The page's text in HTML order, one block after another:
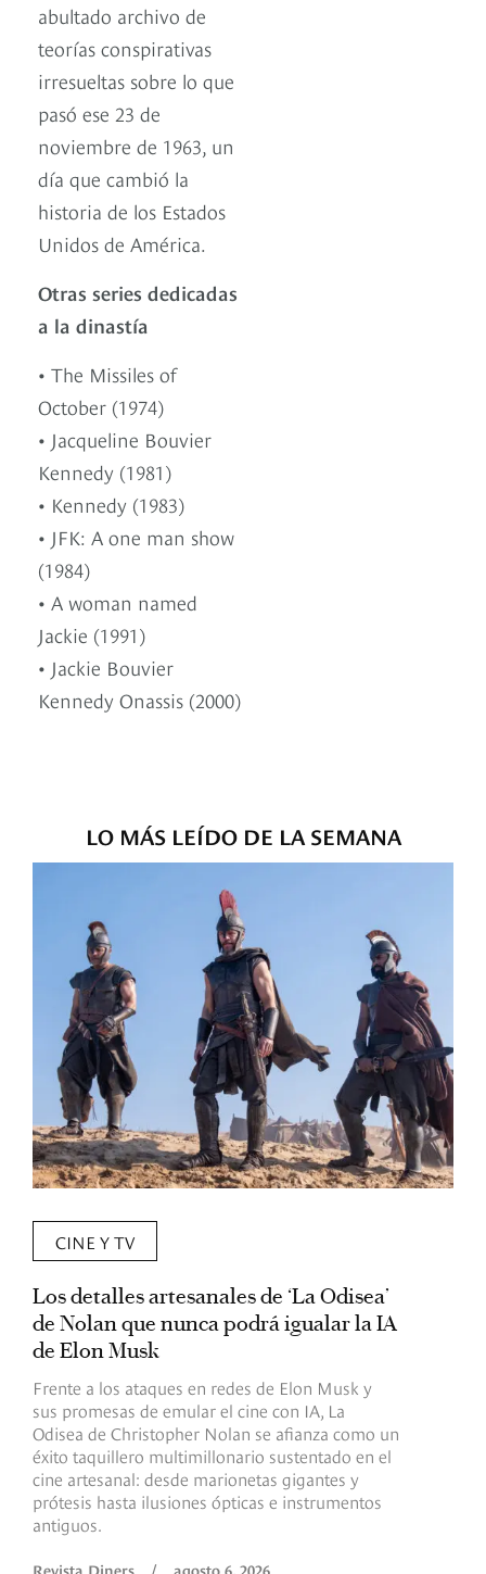
abultado archivo de
teorías conspirativas
irresueltas sobre lo que
pasó ese 23 de
noviembre de 1963, un
día que cambió la
historia de los Estados
Unidos de América.
Otras series dedicadas
a la dinastía
• The Missiles of
October (1974)
• Jacqueline Bouvier
Kennedy (1981)
• Kennedy (1983)
• JFK: A one man show
(1984)
• A woman named
Jackie (1991)
• Jackie Bouvier
Kennedy Onassis (2000)
LO MÁS LEÍDO DE LA SEMANA
CINE Y TV
Los detalles artesanales de ‘La Odisea’
de Nolan que nunca podrá igualar la IA
de Elon Musk
Frente a los ataques en redes de Elon Musk y
sus promesas de emular el cine con IA, La
Odisea de Christopher Nolan se afianza como un
éxito taquillero multimillonario sustentado en el
cine artesanal: desde marionetas gigantes y
prótesis hasta ilusiones ópticas e instrumentos
antiguos.
Revista Diners / agosto 6, 2026